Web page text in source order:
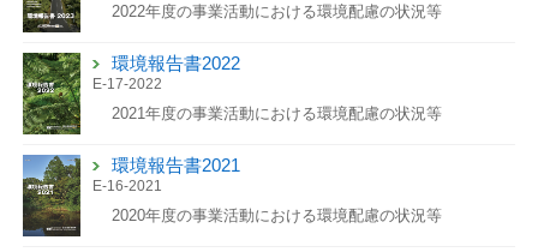
2022年度の事業活動における環境配慮の状況等
環境報告書2022
E-17-2022
2021年度の事業活動における環境配慮の状況等
環境報告書2021
E-16-2021
2020年度の事業活動における環境配慮の状況等